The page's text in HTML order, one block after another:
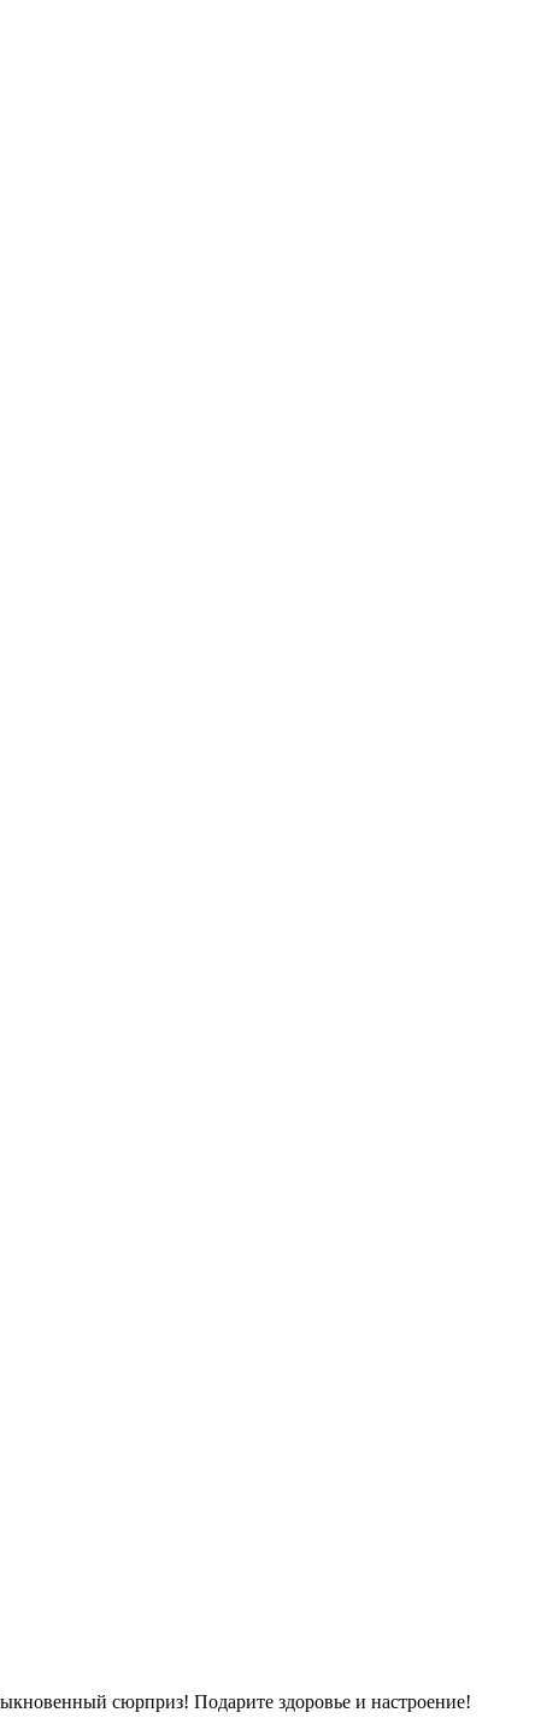
сюрприз! Подарите здоровье и настроение!